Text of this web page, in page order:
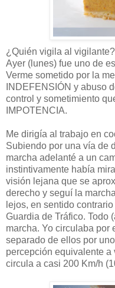
¿Quién vigila al
Ayer (lunes) fue uno de
Verme sometido por la
INDEFENSIÓN y abuso
control y sometimiento
IMPOTENCIA.
Me dirigía al trabajo en
Subiendo por una vía de
marcha adelanté a un
instintivamente había
visión lejana que se
derecho y seguí la
lejos, en sentido
Guardia de Tráfico. Todo
marcha. Yo circulaba por
separado de ellos por
percepción equivalente a
circula a casi 200 Km/h